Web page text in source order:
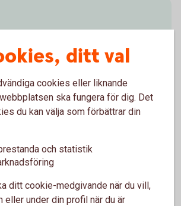
iOS 15, du måste minst ha
16 och du behöver då skaffa en
för att kunna använda vår app.
du undrar vilken version av iOS
modell(apple.com)
modell(apple.com)
ditt val
cookies eller liknande
ska fungera för dig. Det
du kan välja som förbättrar din
och statistik
ditt cookie-medgivande när du vill,
eller under din profil när du är